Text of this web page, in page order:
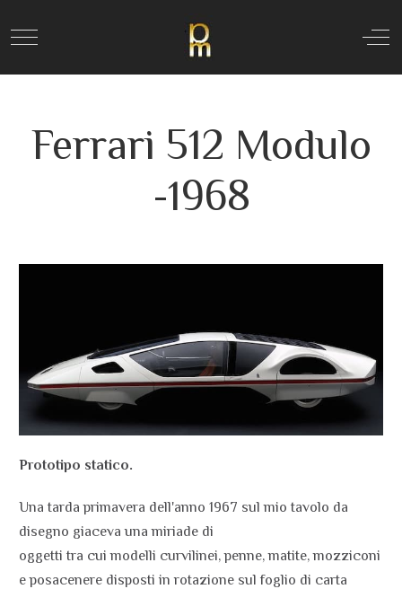
Mobile Menu Toggle Off-
Ferrari 512 Modulo
-1968
Prototipo statico.
Una tarda primavera dell'anno 1967 sul mio tavolo da
disegno giaceva una miriade di
oggetti tra cui modelli curvilinei, penne, matite, mozziconi
e posacenere disposti in rotazione sul foglio di carta